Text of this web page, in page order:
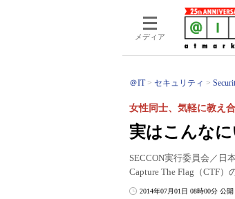
メディア
＠IT セキュリティ
実はこんな
女性同士、気軽に教え
SECCON実行委員会／日
Capture The Flag（CTF）
2014年07月01日 08時00分 公開